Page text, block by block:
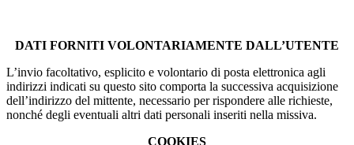
DATI FORNITI VOLONTARIAMENTE DALL’UTENTE
L’invio facoltativo, esplicito e volontario di posta elettronica agli
indirizzi indicati su questo sito comporta la successiva acquisizione
dell’indirizzo del mittente, necessario per rispondere alle richieste,
nonché degli eventuali altri dati personali inseriti nella missiva.
COOKIES